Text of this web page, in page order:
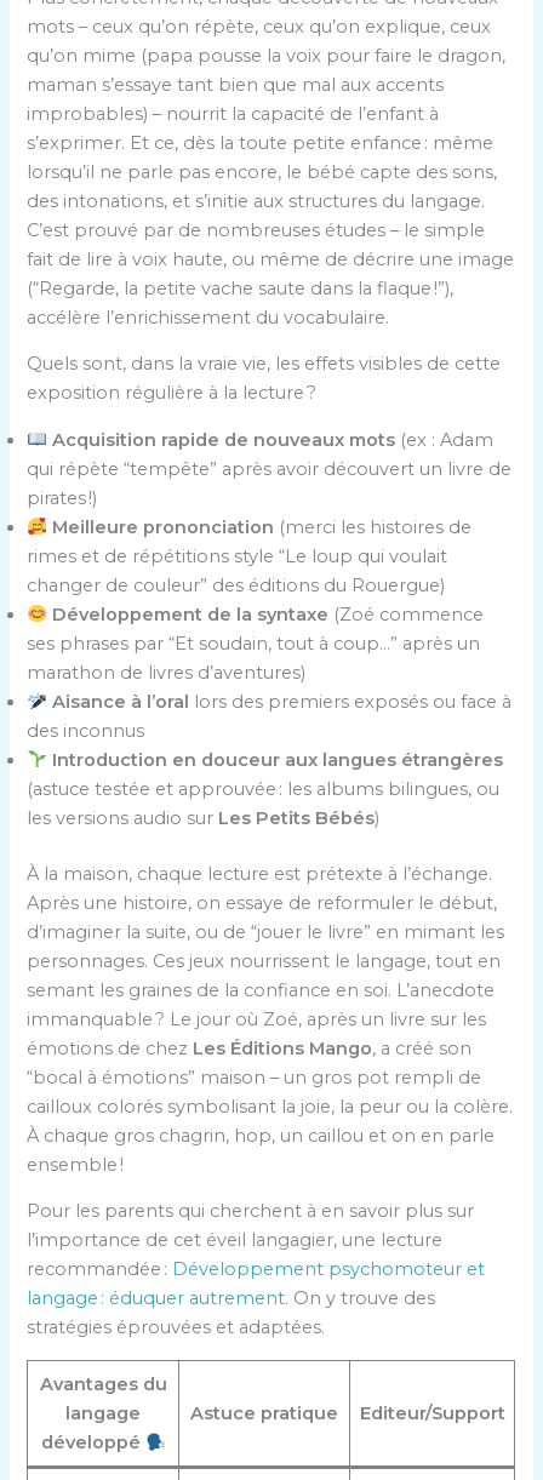
mots – ceux qu’on répète, ceux qu’on explique, ceux
qu’on mime (papa pousse la voix pour faire le dragon,
maman s’essaye tant bien que mal aux accents
improbables) – nourrit la capacité de l’enfant à
s’exprimer. Et ce, dès la toute petite enfance : même
lorsqu’il ne parle pas encore, le bébé capte des sons,
des intonations, et s’initie aux structures du langage.
C’est prouvé par de nombreuses études – le simple
fait de lire à voix haute, ou même de décrire une image
(“Regarde, la petite vache saute dans la flaque !”),
accélère l’enrichissement du vocabulaire.
Quels sont, dans la vraie vie, les effets visibles de cette
exposition régulière à la lecture ?
Acquisition rapide de nouveaux mots (ex : Adam
qui répète “tempête” après avoir découvert un livre de
pirates !)
Meilleure prononciation (merci les histoires de
rimes et de répétitions style “Le loup qui voulait
changer de couleur” des éditions du Rouergue)
Développement de la syntaxe (Zoé commence
ses phrases par “Et soudain, tout à coup…” après un
marathon de livres d’aventures)
Aisance à l’oral lors des premiers exposés ou face à
des inconnus
Introduction en douceur aux langues étrangères
(astuce testée et approuvée : les albums bilingues, ou
les versions audio sur Les Petits Bébés)
À la maison, chaque lecture est prétexte à l’échange.
Après une histoire, on essaye de reformuler le début,
d’imaginer la suite, ou de “jouer le livre” en mimant les
personnages. Ces jeux nourrissent le langage, tout en
semant les graines de la confiance en soi. L’anecdote
immanquable ? Le jour où Zoé, après un livre sur les
émotions de chez Les Éditions Mango, a créé son
“bocal à émotions” maison – un gros pot rempli de
cailloux colorés symbolisant la joie, la peur ou la colère.
À chaque gros chagrin, hop, un caillou et on en parle
ensemble !
Pour les parents qui cherchent à en savoir plus sur
l’importance de cet éveil langagier, une lecture
recommandée : Développement psychomoteur et
langage : éduquer autrement. On y trouve des
stratégies éprouvées et adaptées.
Avantages du
langage
développé
Astuce pratique Editeur/Support